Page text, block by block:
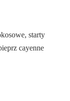
starty
cayenne